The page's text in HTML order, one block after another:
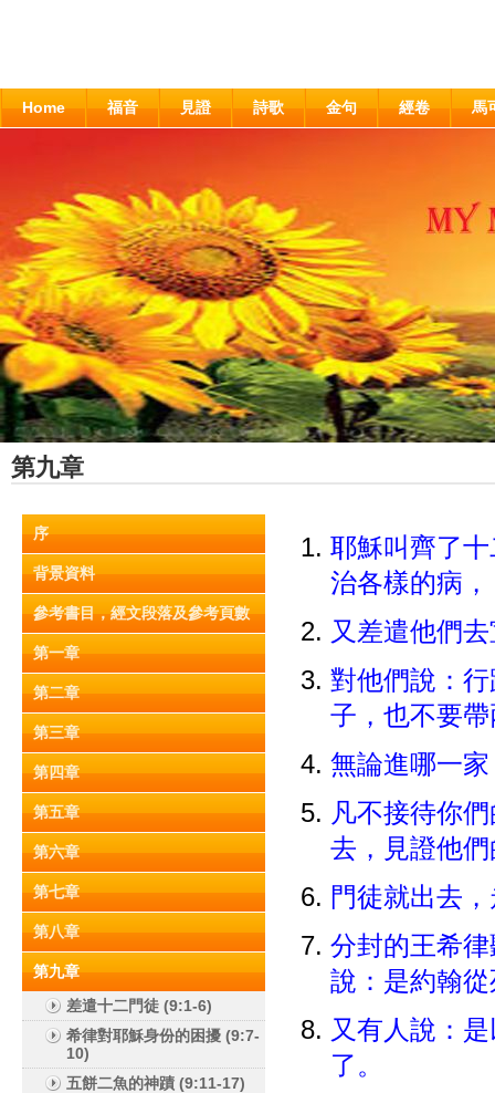
Home 福音 見證 詩歌 金句 經卷 馬
第九章
序
背景資料
參考書目，經文段落及參考頁數
第一章
第二章
第三章
第四章
第五章
第六章
第七章
第八章
第九章
差遣十二門徒 (9:1-6)
希律對耶穌身份的困擾 (9:7-
10)
五餅二魚的神蹟 (9:11-17)
耶穌叫齊了
治各樣的病
又差遣他們
對他們說：
子，也不要
無論進哪一
凡不接待你
去，見證他
門徒就出去
分封的王希
說：是約翰
又有人說：
了。